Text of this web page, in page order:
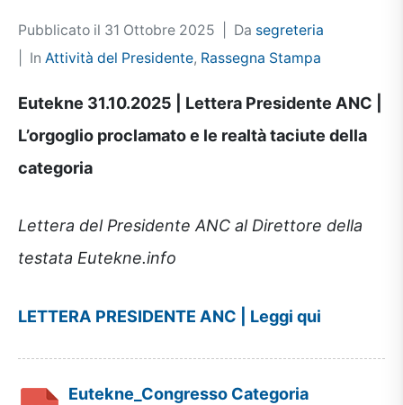
Pubblicato il 31 Ottobre 2025 Da segreteria
In Attività del Presidente, Rassegna Stampa
Eutekne 31.10.2025 | Lettera Presidente ANC |
L’orgoglio proclamato e le realtà taciute della
categoria
Lettera del Presidente ANC al Direttore della
testata Eutekne.info
LETTERA PRESIDENTE ANC | Leggi qui
Eutekne_Congresso Categoria